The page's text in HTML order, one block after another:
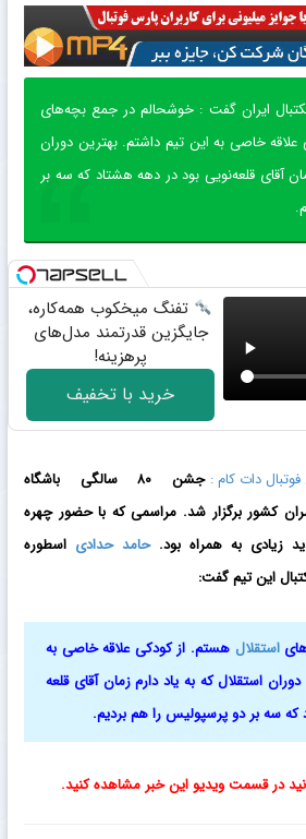
ایران گفت : خوشحالم در جمع بچه‌های
خاصی به این تیم داشتم. بهترین دوران
آقای قلعه‌نویی بود در دهه هشتاد که سه بر
تفنگ میخکوب همه‌کاره،
جایگزین قدرتمند مدل‌های
پرهزینه!
خرید با تخفیف
دات کام : جشن ۸۰ سالگی باشگاه
کشور برگزار شد. مراسمی که با حضور چهره
زیادی به همراه بود.حامد حدادی اسطوره
این تیم گفت:
استقلال هستم. از کودکی علاقه خاصی به
استقلال که به یاد دارم زمان آقای قلعه‌
که سه بر دو پرسپولیس را هم بردیم.
در قسمت ویدیو این خبر مشاهده کنید.